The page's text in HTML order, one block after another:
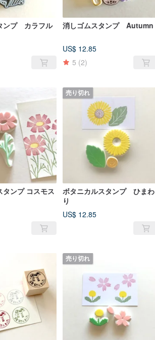
ンプ カラフル
消しゴムスタンプ Autumn
US$ 12.85
5 (2)
タンプ コスモス
売り切れ
ボタニカルスタンプ ひまわ
り
US$ 12.85
売り切れ